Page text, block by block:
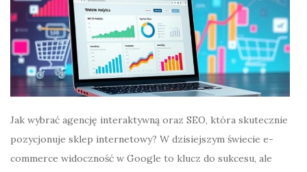
Jak wybrać agencję interaktywną oraz SEO, która skutecznie
pozycjonuje sklep internetowy? W dzisiejszym świecie e-
commerce widoczność w Google to klucz do sukcesu, ale